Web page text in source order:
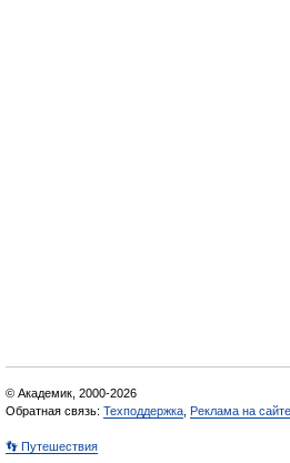
© Академик, 2000-2026
Обратная связь: Техподдержка Реклама на сайте
👣 Путешествия